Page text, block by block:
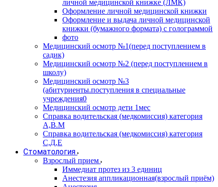
личной медицинской книжке (ЛМК)
Оформление личной медицинской книжки
Оформление и выдача личной медицинской
книжки (бумажного формата) с голограммой
фото
Медицинский осмотр №1(перед поступлением в
садик)
Медицинский осмотр №2 (перед поступлением в
школу)
Медицинский осмотр №3
(абитуриенты.поступления в специальные
учреждения0
Медицинский осмотр дети 1мес
Справка водительская (медкомиссия) категория
А,В.М
Справка водительская (медкомиссия) категория
С,Д,Е
Стоматология
Взрослый прием
Иммедиат протез из 3 единиц
Анестезия аппликационная(взрослый приём)